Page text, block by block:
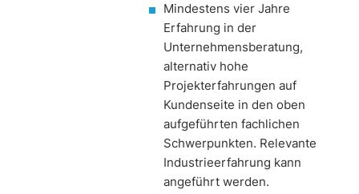
Mindestens vier Jahre
Erfahrung in der
Unternehmensberatung,
alternativ hohe
Projekterfahrungen auf
Kundenseite in den oben
aufgeführten fachlichen
Schwerpunkten. Relevante
Industrieerfahrung kann
angeführt werden.